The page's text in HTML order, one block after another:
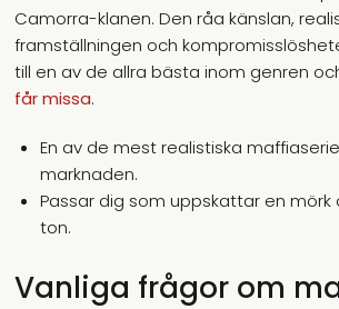
Camorra-klanen. Den råa känslan,
framställningen och
till en av de allra bästa inom genren
får missa.
En av de mest realistiska
marknaden.
Passar dig som uppskattar en mörk
ton.
Vanliga frågor om